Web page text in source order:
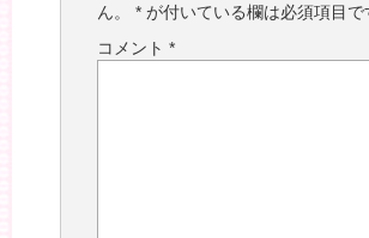
ん。
* が付いている欄は必須項目で
コメント *